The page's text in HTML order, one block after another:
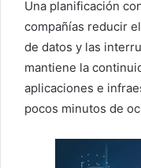
Una planificación
compañías reducir
de datos y las
mantiene la
aplicaciones e
pocos minutos de